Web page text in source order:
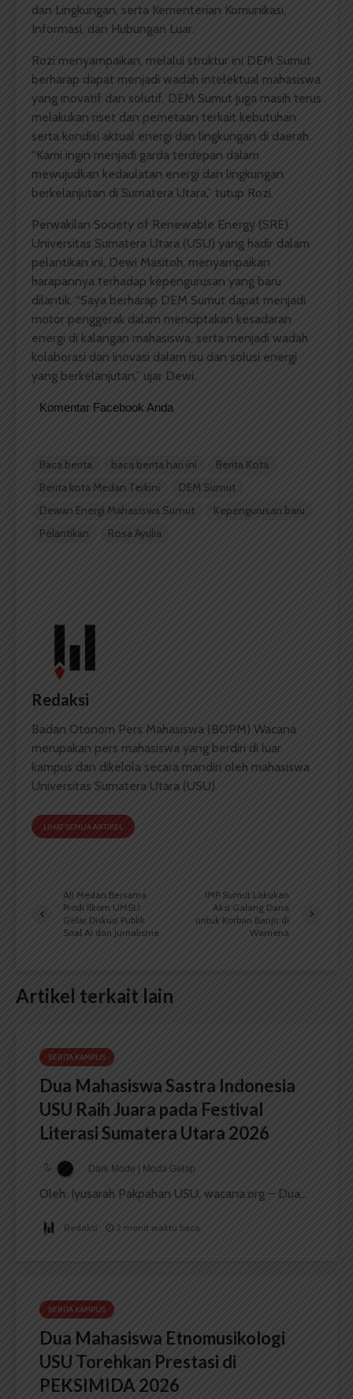
dan Lingkungan, serta Kementerian Komunikasi,
Informasi, dan Hubungan Luar.
Rozi menyampaikan, melalui struktur ini DEM Sumut
berharap dapat menjadi wadah intelektual mahasiswa
yang inovatif dan solutif. DEM Sumut juga masih terus
melakukan riset dan pemetaan terkait kebutuhan
serta kondisi aktual energi dan lingkungan di daerah.
“Kami ingin menjadi garda terdepan dalam
mewujudkan kedaulatan energi dan lingkungan
berkelanjutan di Sumatera Utara,” tutup Rozi.
Perwakilan Society of Renewable Energy (SRE)
Universitas Sumatera Utara (USU) yang hadir dalam
pelantikan ini, Dewi Masitoh, menyampaikan
harapannya terhadap kepengurusan yang baru
dilantik. “Saya berharap DEM Sumut dapat menjadi
motor penggerak dalam menciptakan kesadaran
energi di kalangan mahasiswa, serta menjadi wadah
kolaborasi dan inovasi dalam isu dan solusi energi
yang berkelanjutan,” ujar Dewi.
Komentar Facebook Anda
Baca berita baca berita hari ini
Berita Kota
Berita kota Medan Terkini
DEM Sumut
Dewan Energi Mahasiswa Sumut
Kepengurusan baru
Pelantikan
Rosa Ayulia
Redaksi
Badan Otonom Pers Mahasiswa (BOPM) Wacana
merupakan pers mahasiswa yang berdiri di luar
kampus dan dikelola secara mandiri oleh mahasiswa
Universitas Sumatera Utara (USU).
LIHAT SEMUA ARTIKEL
AJI Medan Bersama
Prodi Ilkom UMSU
Gelar Diskusi Publik
Soal AI dan Jurnalisme
IMP Sumut Lakukan
Aksi Galang Dana
untuk Korban Banjir di
Wamena
Artikel terkait lain
BERITA KAMPUS
Dua Mahasiswa Sastra Indonesia
USU Raih Juara pada Festival
Literasi Sumatera Utara 2026
Dark Mode | Moda Gelap
Oleh: Iyusarah Pakpahan USU, wacana.org – Dua...
Redaksi 2 menit waktu baca
BERITA KAMPUS
Dua Mahasiswa Etnomusikologi
USU Torehkan Prestasi di
PEKSIMIDA 2026